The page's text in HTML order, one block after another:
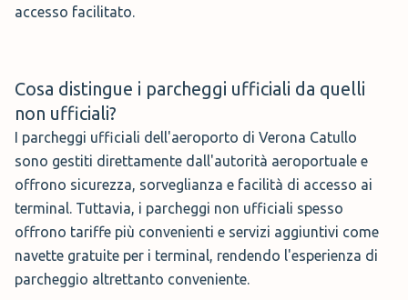
accesso facilitato.
Cosa distingue i parcheggi ufficiali da quelli
non ufficiali?
I parcheggi ufficiali dell'aeroporto di Verona Catullo
sono gestiti direttamente dall'autorità aeroportuale e
offrono sicurezza, sorveglianza e facilità di accesso ai
terminal. Tuttavia, i parcheggi non ufficiali spesso
offrono tariffe più convenienti e servizi aggiuntivi come
navette gratuite per i terminal, rendendo l'esperienza di
parcheggio altrettanto conveniente.